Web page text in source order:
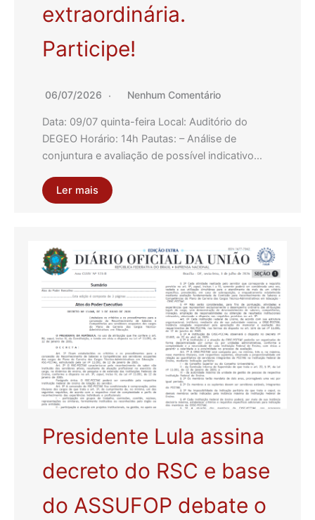
extraordinária.
Participe!
06/07/2026 Nenhum Comentário
Data: 09/07 quinta-feira Local: Auditório do
DEGEO Horário: 14h Pautas: – Análise de
conjuntura e avaliação de possível indicativo…
Ler mais
Presidente Lula assina
decreto do RSC e base
do ASSUFOP debate o